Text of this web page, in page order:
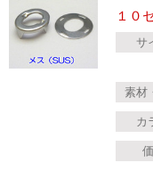
１０
サ
素材
カ